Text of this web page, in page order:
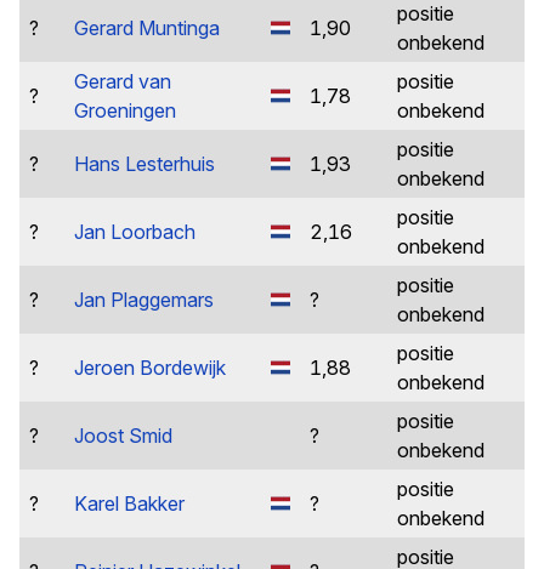
? Gerard Muntinga 1,90
positie
onbekend
?
Gerard van
Groeningen
1,78
positie
onbekend
? Hans Lesterhuis 1,93
positie
onbekend
? Jan Loorbach 2,16
positie
onbekend
? Jan Plaggemars ?
positie
onbekend
? Jeroen Bordewijk 1,88
positie
onbekend
? Joost Smid ?
positie
onbekend
? Karel Bakker ?
positie
onbekend
positie